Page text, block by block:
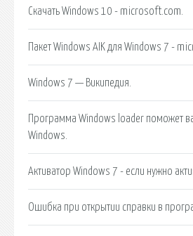
Скачать Windows 10 - microsoft.com.
Пакет Windows AIK для Windows 7 -
Windows 7 — Википедия.
Программа Windows loader поможет
Windows.
Активатор Windows 7 - если нужно
Ошибка при открытии справки в